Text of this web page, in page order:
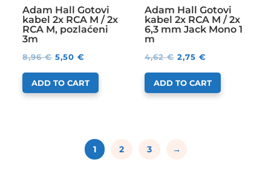
Adam Hall Gotovi
kabel 2x RCA M / 2x
RCA M, pozlaćeni
3m
8,96€ 5,50€
ADD TO CART
Adam Hall Gotovi
kabel 2x RCA M / 2x
6,3 mm Jack Mono 1
m
4,62€ 2,75 €
ADD TO CART
1 2 3 →